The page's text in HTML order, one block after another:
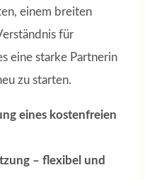
einem breiten
für
eine starke Partnerin
zu starten.
eines kostenfreien
– flexibel und